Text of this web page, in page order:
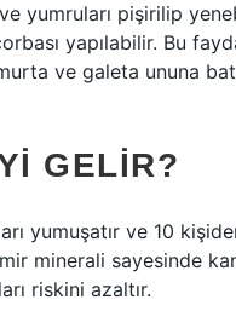
yumruları pişirilip
yapılabilir. Bu
ve galeta ununa
GELIR?
yumuşatır ve 10
minerali sayesinde
riskini azaltır.